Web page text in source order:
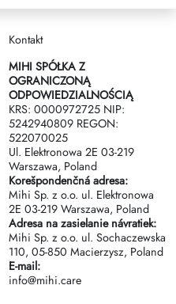
Kontakt
MIHI SPÓŁKA Z
OGRANICZONĄ
ODPOWIEDZIALNOŚCIĄ
KRS: 0000972725 NIP:
5242940809 REGON:
522070025
Ul. Elektronowa 2Е 03-219
Warszawa, Poland
Korešpondenčná adresa:
Mihi Sp. z o.o. ul. Elektronowa
2Е 03-219 Warszawa, Poland
Adresa na zasielanie návratiek:
Mihi Sp. z o.o. ul. Sochaczewska
110, 05-850 Macierzysz, Poland
E-mail:
info@mihi.care